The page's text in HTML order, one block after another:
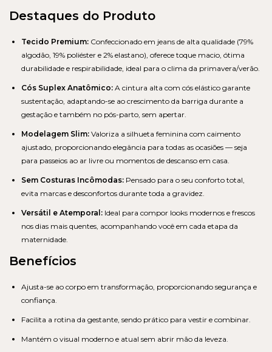
Destaques do Produto
Tecido Premium: Confeccionado em jeans de alta qualidade (79%
algodão, 19% poliéster e 2% elastano), oferece toque macio, ótima
durabilidade e respirabilidade, ideal para o clima da primavera/verão.
Cós Suplex Anatômico: A cintura alta com cós elástico garante
sustentação, adaptando-se ao crescimento da barriga durante a
gestação e também no pós-parto, sem apertar.
Modelagem Slim: Valoriza a silhueta feminina com caimento
ajustado, proporcionando elegância para todas as ocasiões — seja
para passeios ao ar livre ou momentos de descanso em casa.
Sem Costuras Incômodas: Pensado para o seu conforto total,
evita marcas e desconfortos durante toda a gravidez.
Versátil e Atemporal: Ideal para compor looks modernos e frescos
nos dias mais quentes, acompanhando você em cada etapa da
maternidade.
Benefícios
Ajusta-se ao corpo em transformação, proporcionando segurança e
confiança.
Facilita a rotina da gestante, sendo prático para vestir e combinar.
Mantém o visual moderno e atual sem abrir mão da leveza.